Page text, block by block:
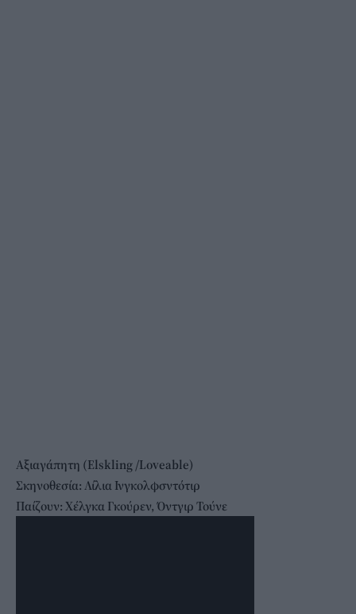
Αξιαγάπητη (Elskling /Loveable)
Σκηνοθεσία: Λίλια Ινγκολφσντότιρ
Παίζουν: Χέλγκα Γκούρεν, Όντγιρ Τούνε